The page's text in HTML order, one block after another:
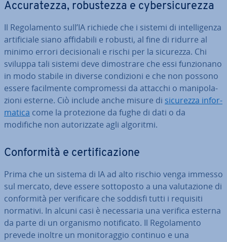
Ac­cu­ra­tez­za, ro­bu­stez­za e cy­ber­si­cu­rez­za
Il Re­go­la­men­to sull’IA richiede che i sistemi di in­tel­li­gen­za
ar­ti­fi­cia­le siano af­fi­da­bi­li e robusti, al fine di ridurre al
minimo errori de­ci­sio­na­li e rischi per la sicurezza. Chi
sviluppa tali sistemi deve di­mo­stra­re che essi fun­zio­na­no
in modo stabile in diverse con­di­zio­ni e che non possono
essere fa­cil­men­te com­pro­mes­si da attacchi o ma­ni­po­la­
zio­ni esterne. Ciò include anche misure di sicurezza in­for­
ma­ti­ca come la pro­te­zio­ne da fughe di dati o da
modifiche non au­to­riz­za­te agli algoritmi.
Con­for­mi­tà e cer­ti­fi­ca­zio­ne
Prima che un sistema di IA ad alto rischio venga immesso
sul mercato, deve essere sot­to­po­sto a una va­lu­ta­zio­ne di
con­for­mi­tà per ve­ri­fi­ca­re che soddisfi tutti i requisiti
normativi. In alcuni casi è ne­ces­sa­ria una verifica esterna
da parte di un organismo no­ti­fi­ca­to. Il Re­go­la­men­to
prevede inoltre un mo­ni­to­rag­gio continuo e una